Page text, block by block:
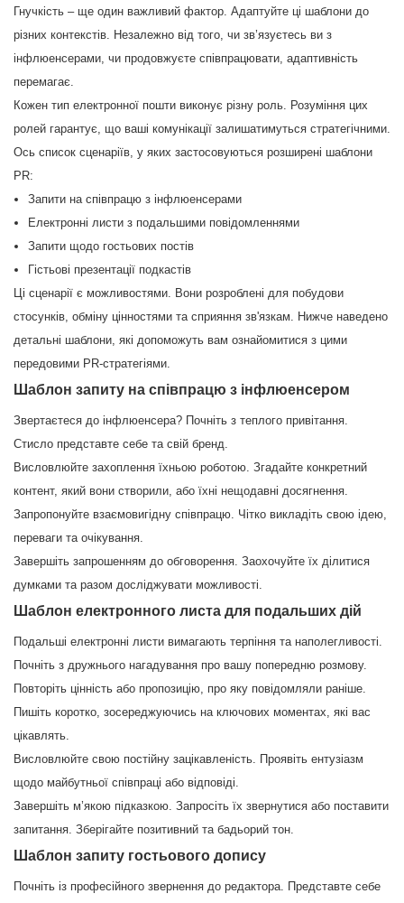
Гнучкість – ще один важливий фактор. Адаптуйте ці шаблони до
різних контекстів. Незалежно від того, чи зв’язуєтесь ви з
інфлюенсерами, чи продовжуєте співпрацювати, адаптивність
перемагає.
Кожен тип електронної пошти виконує різну роль. Розуміння цих
ролей гарантує, що ваші комунікації залишатимуться стратегічними.
Ось список сценаріїв, у яких застосовуються розширені шаблони
PR:
Запити на співпрацю з інфлюенсерами
Електронні листи з подальшими повідомленнями
Запити щодо гостьових постів
Гістьові презентації подкастів
Ці сценарії є можливостями. Вони розроблені для побудови
стосунків, обміну цінностями та сприяння зв'язкам. Нижче наведено
детальні шаблони, які допоможуть вам ознайомитися з цими
передовими PR-стратегіями.
Шаблон запиту на співпрацю з інфлюенсером
Звертаєтеся до інфлюенсера? Почніть з теплого привітання.
Стисло представте себе та свій бренд.
Висловлюйте захоплення їхньою роботою. Згадайте конкретний
контент, який вони створили, або їхні нещодавні досягнення.
Запропонуйте взаємовигідну співпрацю. Чітко викладіть свою ідею,
переваги та очікування.
Завершіть запрошенням до обговорення. Заохочуйте їх ділитися
думками та разом досліджувати можливості.
Шаблон електронного листа для подальших дій
Подальші електронні листи вимагають терпіння та наполегливості.
Почніть з дружнього нагадування про вашу попередню розмову.
Повторіть цінність або пропозицію, про яку повідомляли раніше.
Пишіть коротко, зосереджуючись на ключових моментах, які вас
цікавлять.
Висловлюйте свою постійну зацікавленість. Проявіть ентузіазм
щодо майбутньої співпраці або відповіді.
Завершіть м’якою підказкою. Запросіть їх звернутися або поставити
запитання. Зберігайте позитивний та бадьорий тон.
Шаблон запиту гостьового допису
Почніть із професійного звернення до редактора. Представте себе